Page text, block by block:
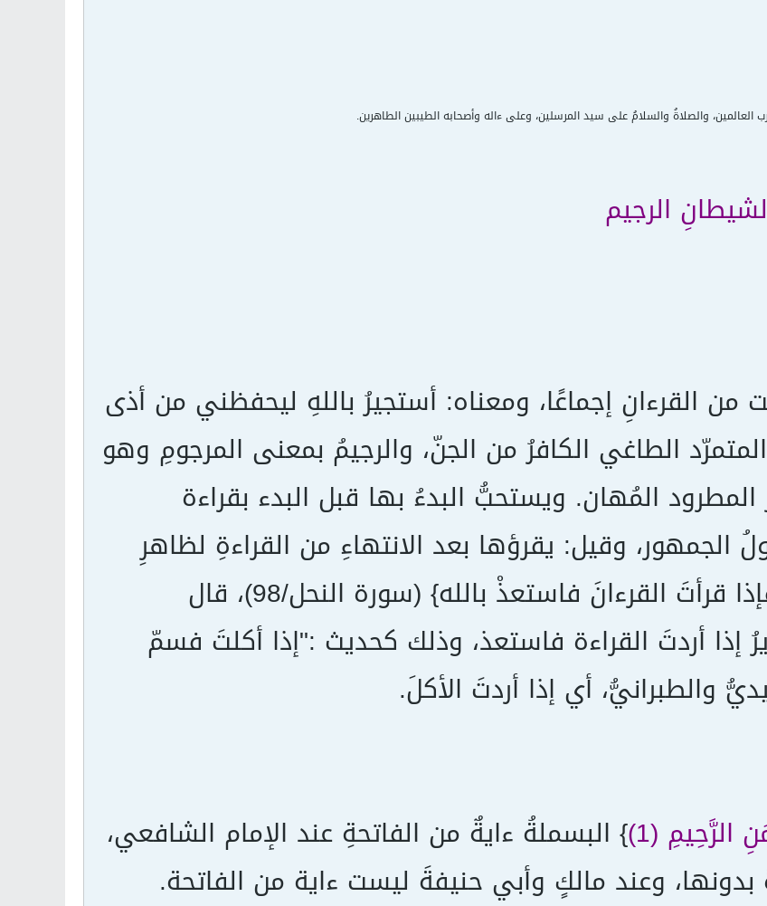
العالمين، والصلاةُ والسلامُ على سيد المرسلين، وعلى ءاله وأصحابه الطيبين الطاهرين.
الرجيم
من القرءانِ إجماعًا، ومعناه: أستجيرُ باللهِ ليحفظني من أذى
الطاغي الكافرُ من الجنّ، والرجيمُ بمعنى المرجومِ وهو
المطرود المُهان. ويستحبُّ البدءُ بها قبل البدء بقراءة
الجمهور، وقيل: يقرؤها بعد الانتهاءِ من القراءةِ لظاهرِ
قوله تعالى :{فإذا قرأتَ القرءانَ فاستعذْ بالله} (سورة النحل/98)، قال
إذا أردتَ القراءة فاستعذ، وذلك كحديث :"إذا أكلتَ فسمّ
والطبرانيُّ، أي إذا أردتَ الأكلَ.
الرَّحِيمِ (1) } البسملةُ ءايةٌ من الفاتحةِ عند الإمام الشافعي،
بدونها، وعند مالكٍ وأبي حنيفةَ ليست ءاية من الفاتحة.